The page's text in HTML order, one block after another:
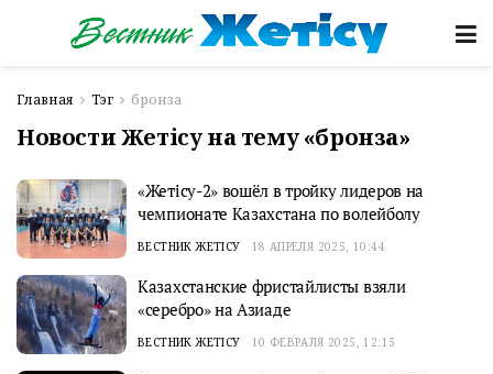
Главная Тэг бронза
Новости Жетісу на тему «бронза»
«Жетісу-2» вошёл в тройку лидеров на
чемпионате Казахстана по волейболу
ВЕСТНИК ЖЕТІСУ 18 АПРЕЛЯ 2025, 10:44
Казахстанские фристайлисты взяли
«серебро» на Азиаде
ВЕСТНИК ЖЕТІСУ 10 ФЕВРАЛЯ 2025, 12:15